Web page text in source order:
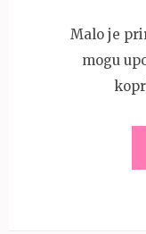
Malo je
mogu